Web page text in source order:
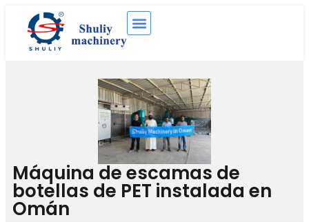
Máquina de escamas de
botellas de PET instalada en
Omán